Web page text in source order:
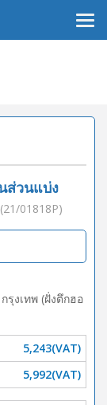
ส่วนแบ่ง
(21/01818P)
รุงเทพ (ฝั่งตึกฮอ
5,243(VAT)
5,992(VAT)
×